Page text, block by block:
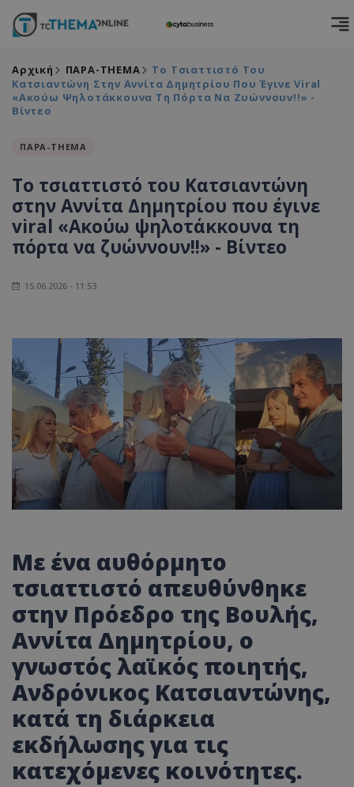
Αρχική ΠΑΡΑ-THEMA
Το Τσιαττιστό Του
Κατσιαντώνη Στην Αννίτα Δημητρίου Που Έγινε Viral
«Ακούω Ψηλοτάκκουνα Τη Πόρτα Να Ζυώννουν!!» -
Βίντεο
ΠΑΡΑ-THEMA
Το τσιαττιστό του Κατσιαντώνη
στην Αννίτα Δημητρίου που έγινε
viral «Ακούω ψηλοτάκκουνα τη
πόρτα να ζυώννουν!!» - Βίντεο
15.06.2026 - 11:53
Με ένα αυθόρμητο
τσιαττιστό απευθύνθηκε
στην Πρόεδρο της Βουλής,
Αννίτα Δημητρίου, ο
γνωστός λαϊκός ποιητής,
Ανδρόνικος Κατσιαντώνης,
κατά τη διάρκεια
εκδήλωσης για τις
κατεχόμενες κοινότητες.